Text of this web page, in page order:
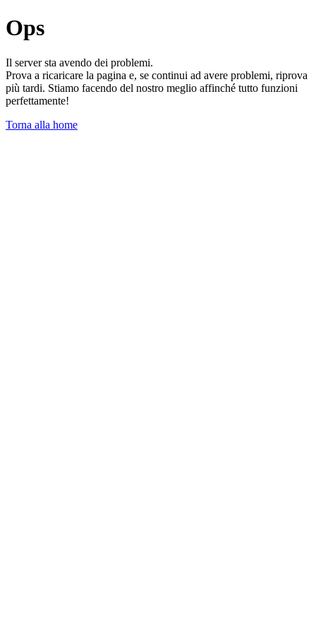
Ops
Il server sta avendo dei problemi.
Prova a ricaricare la pagina e, se continui ad avere problemi, riprova
più tardi. Stiamo facendo del nostro meglio affinché tutto funzioni
perfettamente!
Torna alla home